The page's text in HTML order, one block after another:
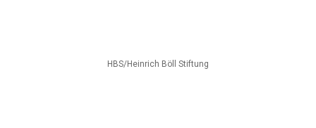
HBS/Heinrich Böll Stiftung